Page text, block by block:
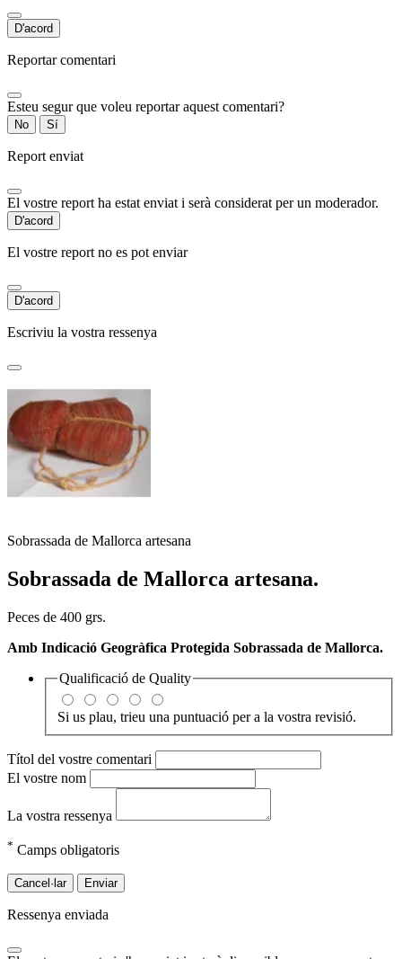
D'acord
Reportar comentari
Esteu segur que voleu reportar aquest comentari?
No Sí
Report enviat
El vostre report ha estat enviat i serà considerat per un moderador.
D'acord
El vostre report no es pot enviar
D'acord
Escriviu la vostra ressenya
Sobrassada de Mallorca artesana
Sobrassada de Mallorca artesana.
Peces de 400 grs.
Amb Indicació Geogràfica Protegida Sobrassada de Mallorca.
Qualificació de Quality
Si us plau, trieu una puntuació per a la vostra revisió.
Títol del vostre comentari
El vostre nom
La vostra ressenya
* Camps obligatoris
Cancel·lar Enviar
Ressenya enviada